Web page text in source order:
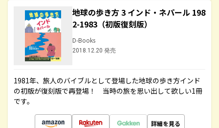
地球の歩き方 3 インド・ネパール 198
2-1983（初版復刻版）
D-Books
2018.12.20 発売
1981年、旅人のバイブルとして登場した地球の歩き方インド
の初版が復刻版で再登場！ 当時の旅を思い出して欲しい1冊
です。
詳細を見る